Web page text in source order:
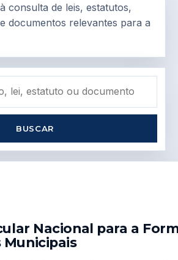
consulta de leis, estatutos,
documentos relevantes para a
BUSCAR
Nacional para a
Municipais